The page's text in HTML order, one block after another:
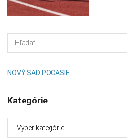
NOVÝ SAD POČASIE
Kategórie